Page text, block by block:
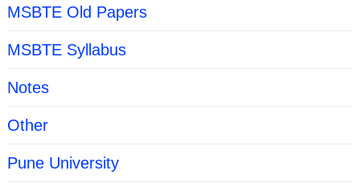
MSBTE Old Papers
MSBTE Syllabus
Notes
Other
Pune University